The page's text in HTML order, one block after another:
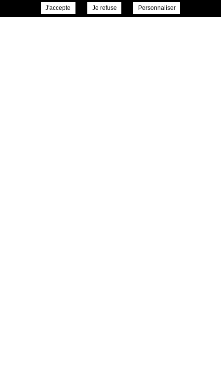
J'accepte
Je refuse Personnaliser